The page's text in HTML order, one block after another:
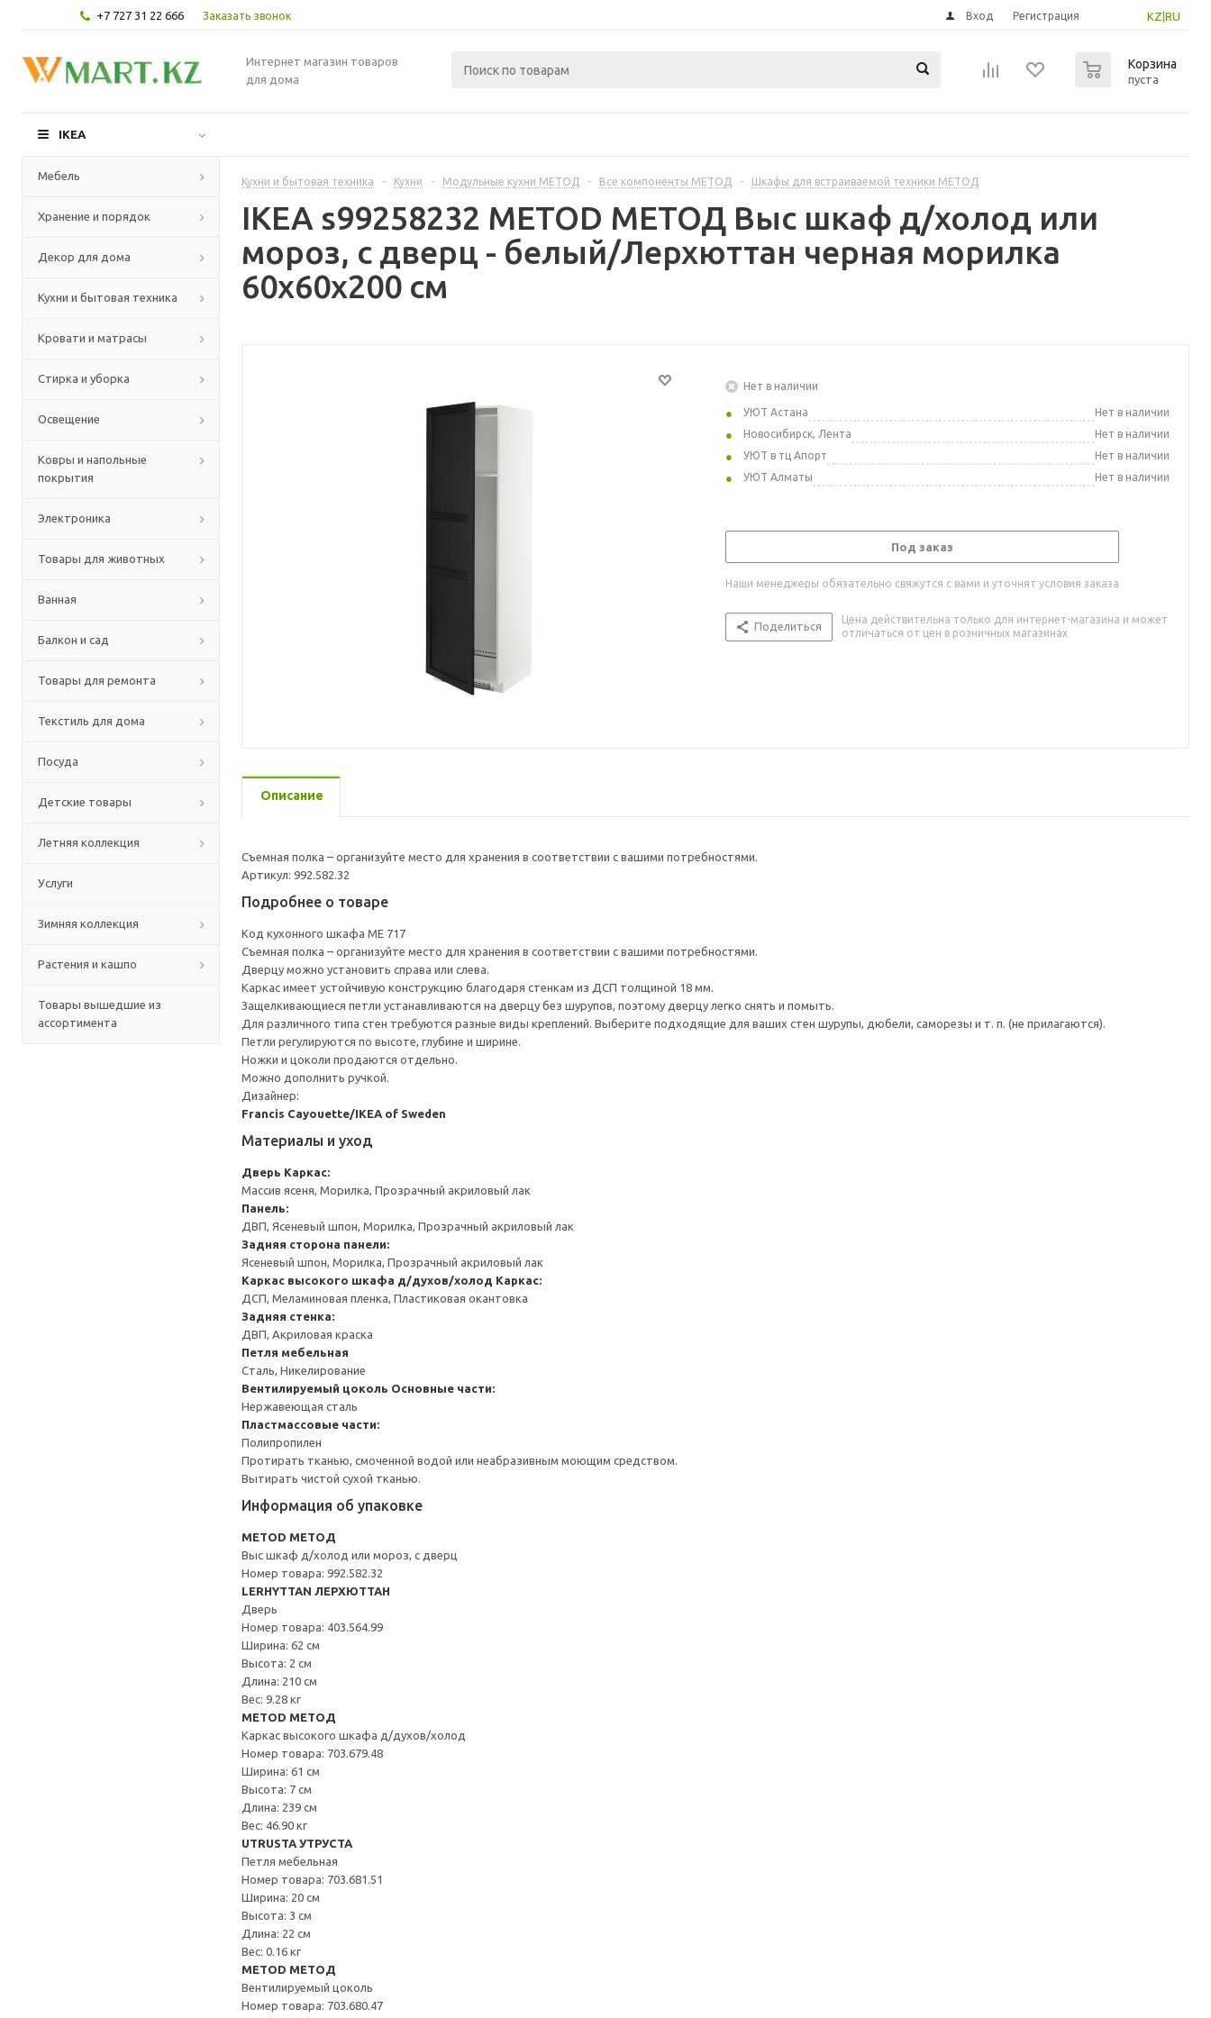
+7 727 31 22 666 Заказать звонок KZ RU
Вход Регистрация
Интернет магазин товаров
для дома
Корзина
пуста
IKEA
Мебель
Хранение и порядок
Декор для дома
Кухни и бытовая техника
Кровати и матрасы
Стирка и уборка
Освещение
Ковры и напольные
покрытия
Электроника
Товары для животных
Ванная
Балкон и сад
Товары для ремонта
Текстиль для дома
Посуда
Детские товары
Летняя коллекция
Услуги
Зимняя коллекция
Растения и кашпо
Товары вышедшие из
ассортимента
Кухни и бытовая техника - Кухни - Модульные кухни МЕТОД - Все компоненты МЕТОД - Шкафы для встраиваемой техники МЕТОД
IKEA s99258232 METOD МЕТОД Выс шкаф д/холод или
мороз, с дверц - белый/Лерхюттан черная морилка
60x60x200 см
Нет в наличии
УЮТ Астана
Нет в наличии
Новосибирск, Лента
Нет в наличии
УЮТ в тц Апорт
Нет в наличии
УЮТ Алматы
Нет в наличии
Под заказ
Наши менеджеры обязательно свяжутся с вами и уточнят условия заказа
Поделиться
Цена действительна только для интернет-магазина и может
отличаться от цен в розничных магазинах
Описание
Съемная полка – организуйте место для хранения в соответствии с вашими потребностями.
Артикул: 992.582.32
Подробнее о товаре
Код кухонного шкафа ME 717
Съемная полка – организуйте место для хранения в соответствии с вашими потребностями.
Дверцу можно установить справа или слева.
Каркас имеет устойчивую конструкцию благодаря стенкам из ДСП толщиной 18 мм.
Защелкивающиеся петли устанавливаются на дверцу без шурупов, поэтому дверцу легко снять и помыть.
Для различного типа стен требуются разные виды креплений. Выберите подходящие для ваших стен шурупы, дюбели, саморезы и т. п. (не прилагаются).
Петли регулируются по высоте, глубине и ширине.
Ножки и цоколи продаются отдельно.
Можно дополнить ручкой.
Дизайнер:
Francis Cayouette/IKEA of Sweden
Материалы и уход
Дверь Каркас:
Массив ясеня, Морилка, Прозрачный акриловый лак
Панель:
ДВП, Ясеневый шпон, Морилка, Прозрачный акриловый лак
Задняя сторона панели:
Ясеневый шпон, Морилка, Прозрачный акриловый лак
Каркас высокого шкафа д/духов/холод Каркас:
ДСП, Меламиновая пленка, Пластиковая окантовка
Задняя стенка:
ДВП, Акриловая краска
Петля мебельная
Сталь, Никелирование
Вентилируемый цоколь Основные части:
Нержавеющая сталь
Пластмассовые части:
Полипропилен
Протирать тканью, смоченной водой или неабразивным моющим средством.
Вытирать чистой сухой тканью.
Информация об упаковке
METOD МЕТОД
Выс шкаф д/холод или мороз, с дверц
Номер товара: 992.582.32
LERHYTTAN ЛЕРХЮТТАН
Дверь
Номер товара: 403.564.99
Ширина: 62 см
Высота: 2 см
Длина: 210 см
Вес: 9.28 кг
METOD МЕТОД
Каркас высокого шкафа д/духов/холод
Номер товара: 703.679.48
Ширина: 61 см
Высота: 7 см
Длина: 239 см
Вес: 46.90 кг
UTRUSTA УТРУСТА
Петля мебельная
Номер товара: 703.681.51
Ширина: 20 см
Высота: 3 см
Длина: 22 см
Вес: 0.16 кг
METOD МЕТОД
Вентилируемый цоколь
Номер товара: 703.680.47